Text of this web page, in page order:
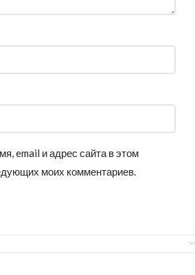
email и адрес сайта в этом
моих комментариев.